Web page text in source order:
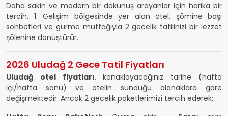
Daha sakin ve modern bir dokunuş arayanlar için harika bir
tercih. 1. Gelişim bölgesinde yer alan otel, şömine başı
sohbetleri ve gurme mutfağıyla 2 gecelik tatilinizi bir lezzet
şölenine dönüştürür.
2026 Uludağ 2 Gece Tatil Fiyatları
Uludağ otel fiyatları, konaklayacağınız tarihe (hafta
içi/hafta sonu) ve otelin sunduğu olanaklara göre
değişmektedir. Ancak 2 gecelik paketlerimizi tercih ederek: